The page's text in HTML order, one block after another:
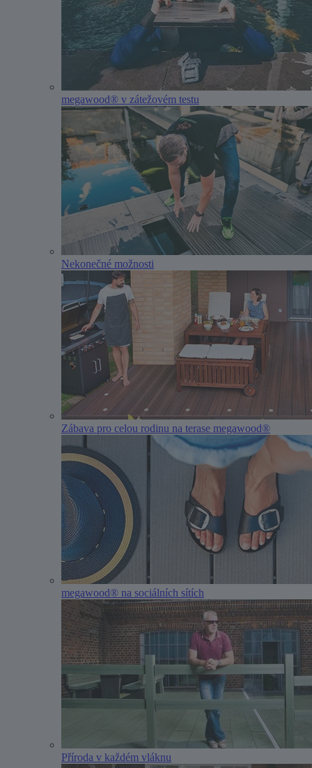
megawood® v zátežovém testu
Nekonečné možnosti
Zábava pro celou rodinu na terase megawood®
megawood® na sociálních sítích
Příroda v každém vláknu